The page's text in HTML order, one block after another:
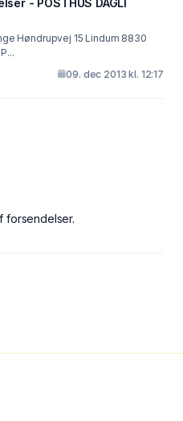
Høndrupvej 15 Lindum 8830
09. dec 2013 kl. 12:17
forsendelser.